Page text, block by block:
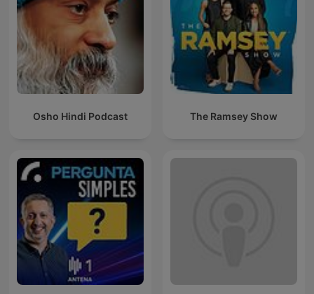
Osho Hindi Podcast The Ramsey Show